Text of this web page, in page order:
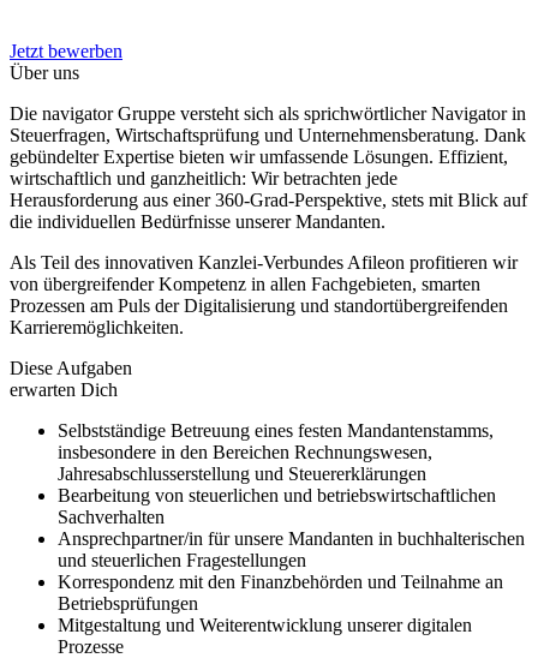
Jetzt bewerben
Über uns
Die navigator Gruppe versteht sich als sprichwörtlicher Navigator in
Steuerfragen, Wirtschaftsprüfung und Unternehmensberatung. Dank
gebündelter Expertise bieten wir umfassende Lösungen. Effizient,
wirtschaftlich und ganzheitlich: Wir betrachten jede
Herausforderung aus einer 360-Grad-Perspektive, stets mit Blick auf
die individuellen Bedürfnisse unserer Mandanten.
Als Teil des innovativen Kanzlei-Verbundes Afileon profitieren wir
von übergreifender Kompetenz in allen Fachgebieten, smarten
Prozessen am Puls der Digitalisierung und standortübergreifenden
Karrieremöglichkeiten.
Diese Aufgaben
erwarten Dich
Selbstständige Betreuung eines festen Mandantenstamms,
insbesondere in den Bereichen Rechnungswesen,
Jahresabschlusserstellung und Steuererklärungen
Bearbeitung von steuerlichen und betriebswirtschaftlichen
Sachverhalten
Ansprechpartner/in für unsere Mandanten in buchhalterischen
und steuerlichen Fragestellungen
Korrespondenz mit den Finanzbehörden und Teilnahme an
Betriebsprüfungen
Mitgestaltung und Weiterentwicklung unserer digitalen
Prozesse